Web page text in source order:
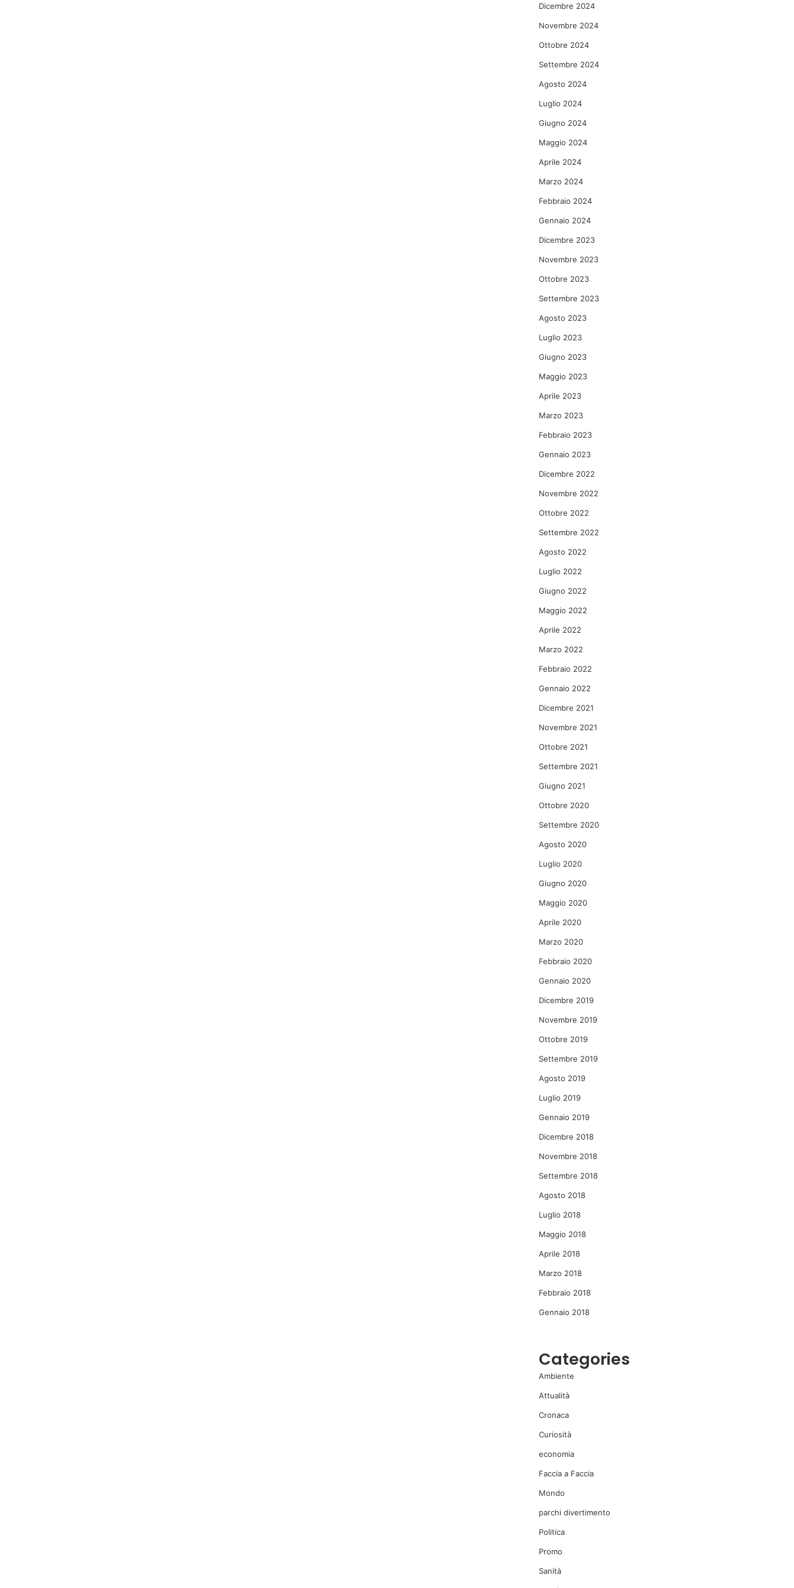
Dicembre 2024
Novembre 2024
Ottobre 2024
Settembre 2024
Agosto 2024
Luglio 2024
Giugno 2024
Maggio 2024
Aprile 2024
Marzo 2024
Febbraio 2024
Gennaio 2024
Dicembre 2023
Novembre 2023
Ottobre 2023
Settembre 2023
Agosto 2023
Luglio 2023
Giugno 2023
Maggio 2023
Aprile 2023
Marzo 2023
Febbraio 2023
Gennaio 2023
Dicembre 2022
Novembre 2022
Ottobre 2022
Settembre 2022
Agosto 2022
Luglio 2022
Giugno 2022
Maggio 2022
Aprile 2022
Marzo 2022
Febbraio 2022
Gennaio 2022
Dicembre 2021
Novembre 2021
Ottobre 2021
Settembre 2021
Giugno 2021
Ottobre 2020
Settembre 2020
Agosto 2020
Luglio 2020
Giugno 2020
Maggio 2020
Aprile 2020
Marzo 2020
Febbraio 2020
Gennaio 2020
Dicembre 2019
Novembre 2019
Ottobre 2019
Settembre 2019
Agosto 2019
Luglio 2019
Gennaio 2019
Dicembre 2018
Novembre 2018
Settembre 2018
Agosto 2018
Luglio 2018
Maggio 2018
Aprile 2018
Marzo 2018
Febbraio 2018
Gennaio 2018
Categories
Ambiente
Attualità
Cronaca
Curiosità
economia
Faccia a Faccia
Mondo
parchi divertimento
Politica
Promo
Sanità